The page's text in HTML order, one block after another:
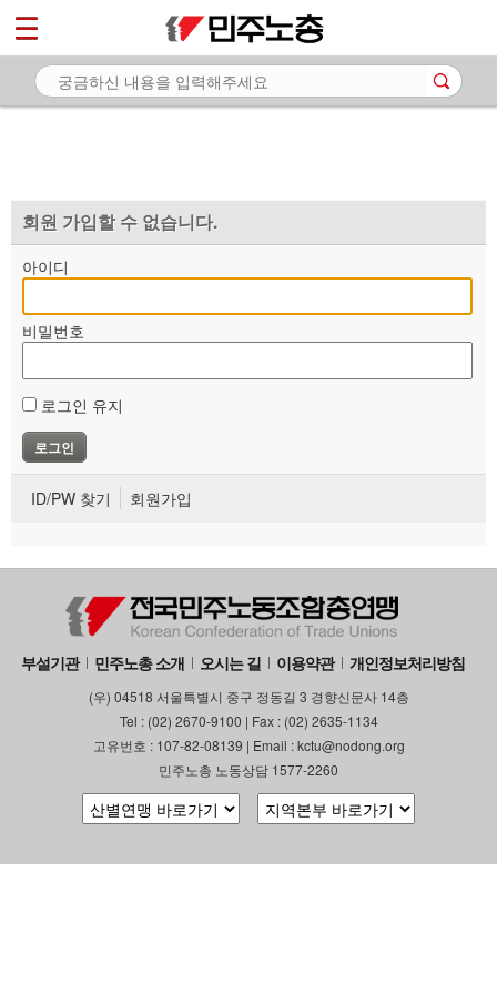
회원 가입할 수 없습니다.
아이디
비밀번호
로그인 유지
ID/PW 찾기 회원가입
부설기관 민주노총 소개 오시는 길 이용약관 개인정보처리방침
(우) 04518 서울특별시 중구 정동길 3 경향신문사 14층
Tel : (02) 2670-9100 | Fax : (02) 2635-1134
고유번호 : 107-82-08139 | Email : kctu@nodong.org
민주노총 노동상담 1577-2260
마이페이지
소개
자료
부설기관